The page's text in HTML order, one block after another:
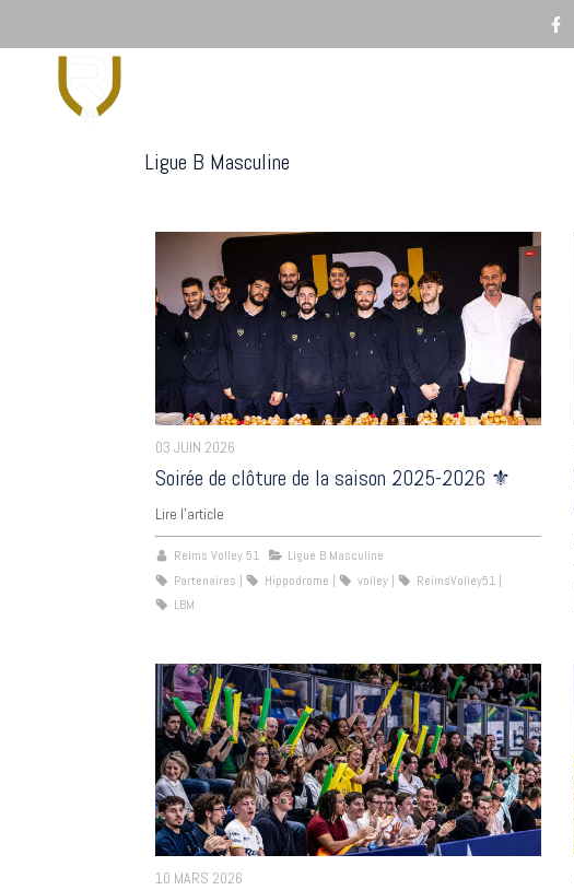
Ligue B Masculine
03 JUIN 2026
Soirée de clôture de la saison 2025-2026 ⚜️
Lire l'article
Reims Volley 51
Ligue B Masculine
Partenaires
Hippodrome volley
ReimsVolley51
LBM
10 MARS 2026